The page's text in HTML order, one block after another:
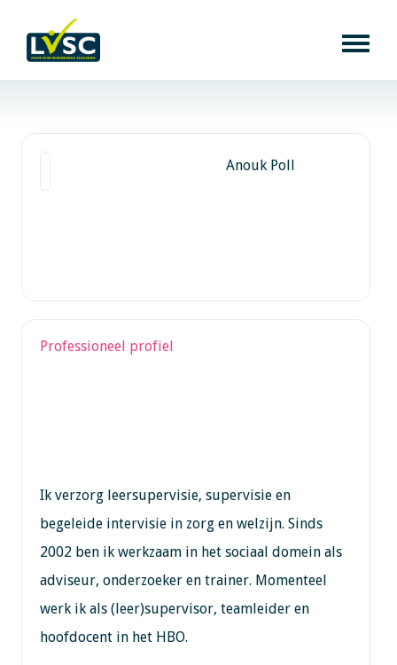
Anouk Poll
Professioneel profiel
Ik verzorg leersupervisie, supervisie en
begeleide intervisie in zorg en welzijn. Sinds
2002 ben ik werkzaam in het sociaal domein als
adviseur, onderzoeker en trainer. Momenteel
werk ik als (leer)supervisor, teamleider en
hoofdocent in het HBO.